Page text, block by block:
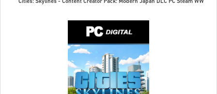
Cities: Skylines - Content Creator Pack: Modern Japan DLC PC Steam WW